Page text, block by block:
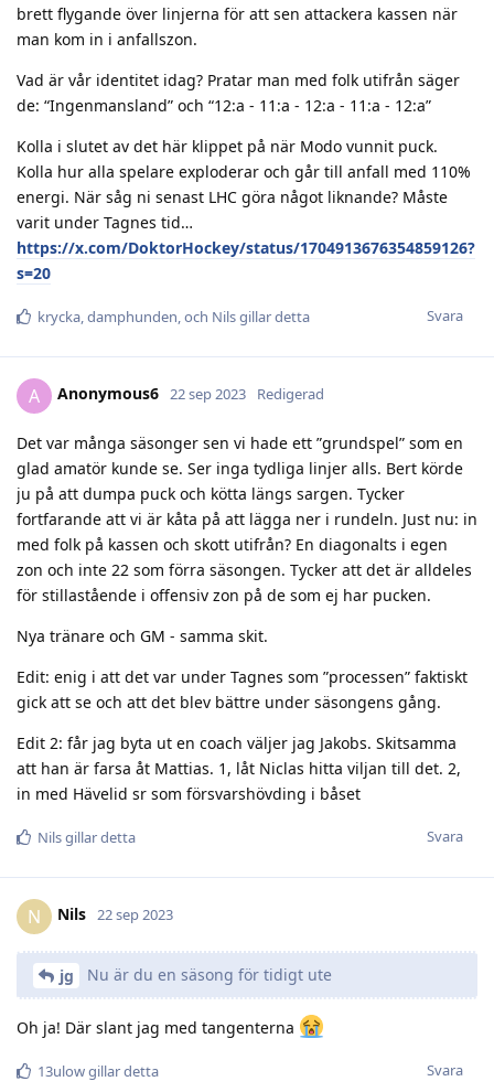
brett flygande över linjerna för att sen attackera kassen när
man kom in i anfallszon.
Vad är vår identitet idag? Pratar man med folk utifrån säger
de: “Ingenmansland” och “12:a - 11:a - 12:a - 11:a - 12:a”
Kolla i slutet av det här klippet på när Modo vunnit puck.
Kolla hur alla spelare exploderar och går till anfall med 110%
energi. När såg ni senast LHC göra något liknande? Måste
varit under Tagnes tid…
https://x.com/DoktorHockey/status/1704913676354859126?
s=20
Svara
krycka damphunden , och Nilsgillar detta
A Anonymous6 22 sep 2023 Redigerad
Det var många säsonger sen vi hade ett ”grundspel” som en
glad amatör kunde se. Ser inga tydliga linjer alls. Bert körde
ju på att dumpa puck och kötta längs sargen. Tycker
fortfarande att vi är kåta på att lägga ner i rundeln. Just nu: in
med folk på kassen och skott utifrån? En diagonalts i egen
zon och inte 22 som förra säsongen. Tycker att det är alldeles
för stillastående i offensiv zon på de som ej har pucken.
Nya tränare och GM - samma skit.
Edit: enig i att det var under Tagnes som ”processen” faktiskt
gick att se och att det blev bättre under säsongens gång.
Edit 2: får jag byta ut en coach väljer jag Jakobs. Skitsamma
att han är farsa åt Mattias. 1, låt Niclas hitta viljan till det. 2,
in med Hävelid sr som försvarshövding i båset
Svara
Nilsgillar detta
N Nils 22 sep 2023
jg Nu är du en säsong för tidigt ute
Oh ja! Där slant jag med tangenterna
Svara
13ulowgillar detta